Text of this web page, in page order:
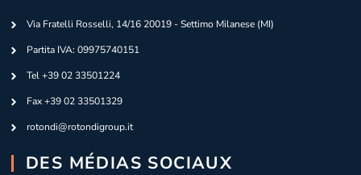
Via Fratelli Rosselli, 14/16 20019 - Settimo Milanese (MI)
Partita IVA: 09975740151
Tel +39 02 33501224
Fax +39 02 33501329
rotondi@rotondigroup.it
DES MÉDIAS SOCIAUX